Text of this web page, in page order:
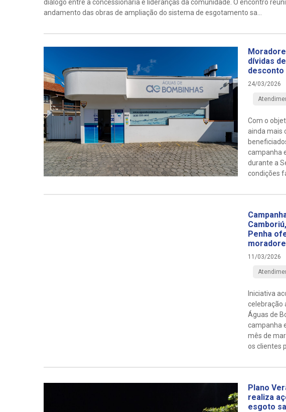
diálogo entre a concessionária e lideranças da comunidade. O encontro
andamento das obras de ampliação do sistema de esgotamento sa...
dívidas
desconto
24/03/2026
Com o
ainda mais
campanha
durante a
condições
Penha
11/03/2026
Iniciativa
celebração
Águas de
campanha
mês de
os clientes
Plano
realiza
esgoto